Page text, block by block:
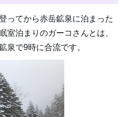
ってから赤岳鉱泉に泊まった
室泊まりのガーコさんとは、
泉で9時に合流です。